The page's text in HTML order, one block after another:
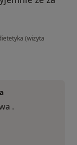
(wizyta
.